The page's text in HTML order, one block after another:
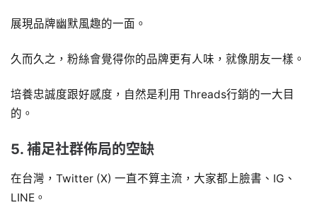
展現品牌幽默風趣的一面。
久而久之，粉絲會覺得你的品牌更有人味，就像朋友一樣。
培養忠誠度跟好感度，自然是利用 Threads行銷的一大目
的。
5. 補足社群佈局的空缺
在台灣，Twitter (X) 一直不算主流，大家都上臉書、IG、
LINE。